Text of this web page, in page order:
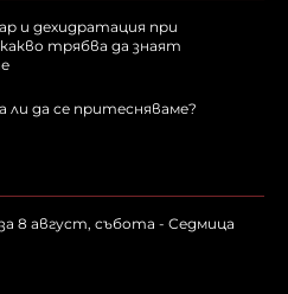
и дехидратация при
трябва да знаят
ли да се притесняваме?
8 август, събота - Седмица